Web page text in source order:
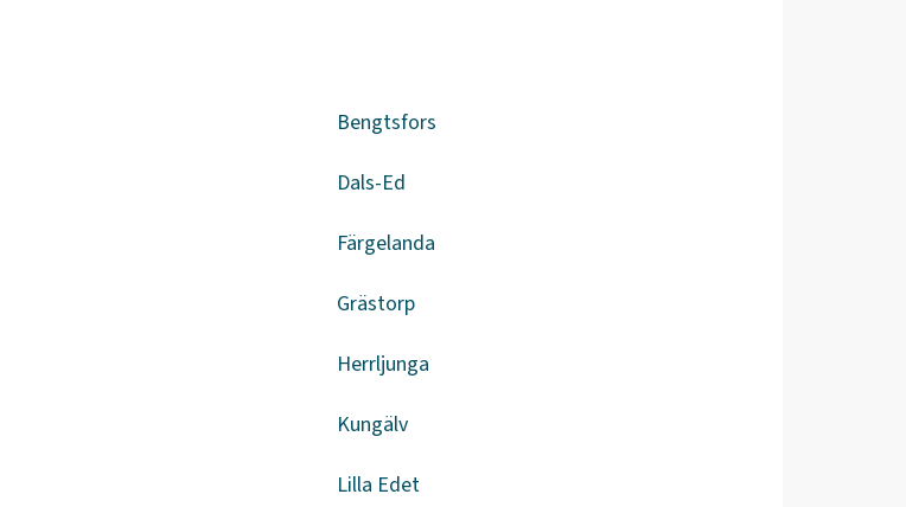
Bengtsfors
Dals-Ed
Färgelanda
Grästorp
Herrljunga
Kungälv
Lilla Edet